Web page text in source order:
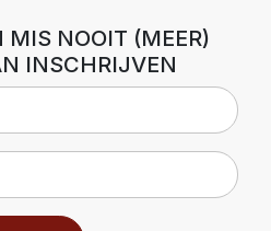
MIS NOOIT (MEER)
INSCHRIJVEN